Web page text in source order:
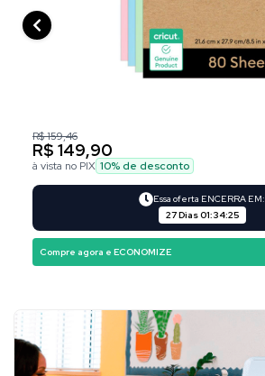
R$ 159,46
R$ 149,90
à vista no PIX 10% de desconto
Essa oferta ENCERRA EM:
27 Dias 01:34:24
Compre agora e ECONOMIZE